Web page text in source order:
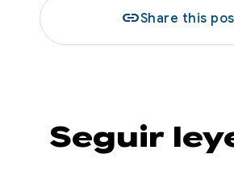
linkShare this
Seguir